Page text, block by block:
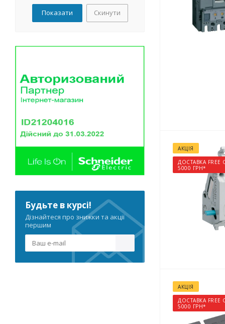
АКЦІЯ
ДОСТАВКА FREE
5000 ГРН*
АКЦІЯ
ДОСТАВКА FREE
5000 ГРН*
630А
Скинути
Будьте в курсі!
Дізнайтеся про знижки та акції
першим